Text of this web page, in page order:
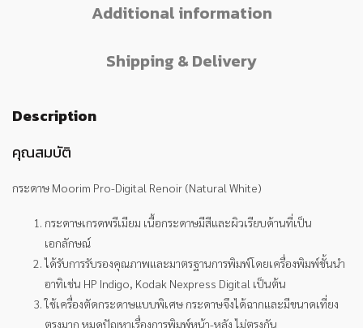
Additional information
Shipping & Delivery
Description
คุณสมบัติ
กระดาษ Moorim Pro-Digital Renoir (Natural White)
กระดาษเกรดพรีเมียม เนื้อกระดาษมีสีและผิวเรียบด้านที่เป็น
เอกลักษณ์
ได้รับการรับรองคุณภาพและมาตรฐานการพิมพ์โดยเครื่องพิมพ์ชั้นนำ
อาทิเช่น HP Indigo, Kodak Nexpress Digital เป็นต้น
ใช้เครื่องตัดกระดาษแบบพิเศษ กระดาษจึงได้ฉากและมีขนาดเที่ยง
ตรงมาก หมดปัญหาเรื่องการพิมพ์หน้า-หลัง ไม่ตรงกัน